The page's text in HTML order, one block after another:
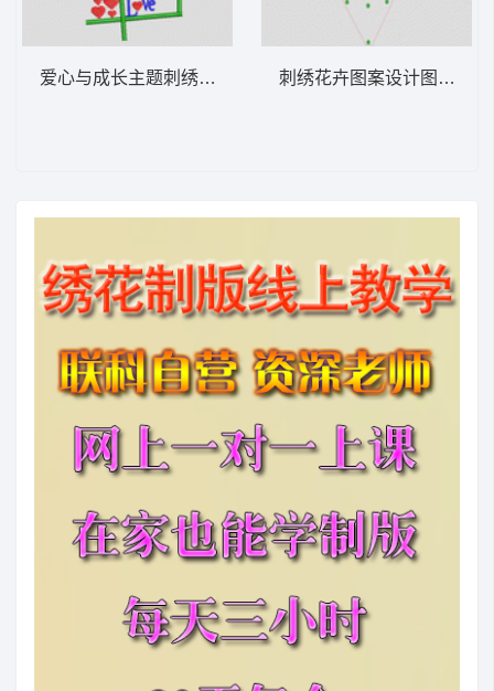
爱心与成长主题刺绣设计 字母裤袋刺绣花卉图案设计图 裤腰